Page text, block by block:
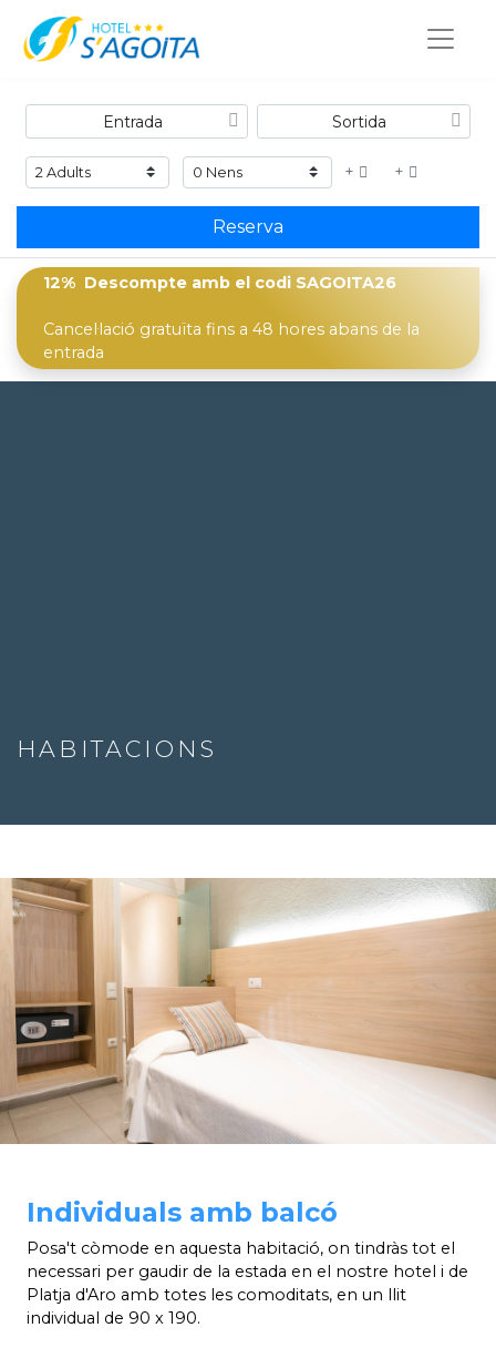
+ +
Reserva
12% Descompte amb el codi SAGOITA26
Cancel·lació gratuïta fins a 48 hores abans de la
entrada
HABITACIONS
Individuals amb balcó
Posa't còmode en aquesta habitació, on tindràs tot el
necessari per gaudir de la estada en el nostre hotel i de
Platja d'Aro amb totes les comoditats, en un llit
individual de 90 x 190.